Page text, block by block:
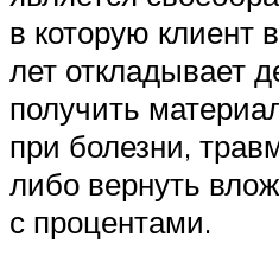
в которую клиент
лет откладывает
получить
при болезни,
либо вернуть
с процентами.